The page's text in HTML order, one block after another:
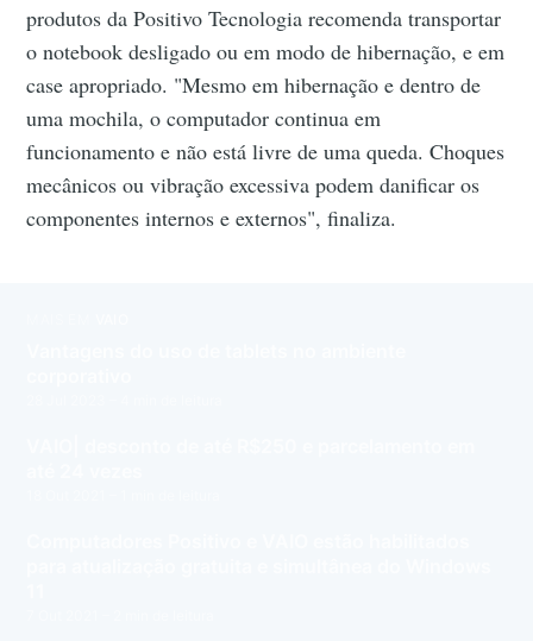
produtos da Positivo Tecnologia recomenda transportar
o notebook desligado ou em modo de hibernação, e em
case apropriado. "Mesmo em hibernação e dentro de
uma mochila, o computador continua em
funcionamento e não está livre de uma queda. Choques
mecânicos ou vibração excessiva podem danificar os
componentes internos e externos", finaliza.